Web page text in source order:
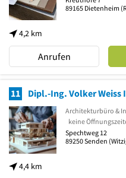
4,2 km
89165 Dietenheim
Anrufen
11 Dipl.-Ing. Volker
4,4 km
Architekturbüro &
keine
Spechtweg 12
89250Senden